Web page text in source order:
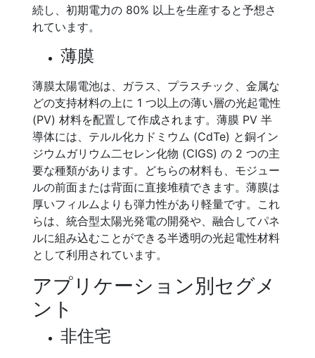
続し、初期電力の 80% 以上を生産すると予想さ
れています。
薄膜
薄膜太陽電池は、ガラス、プラスチック、金属な
どの支持材料の上に 1 つ以上の薄い層の光起電性
(PV) 材料を配置して作成されます。薄膜 PV 半
導体には、テルル化カドミウム (CdTe) と銅イン
ジウムガリウム二セレン化物 (CIGS) の 2 つの主
要な種類があります。どちらの材料も、モジュー
ルの前面または背面に直接堆積できます。薄膜は
厚いフィルムよりも弾力性があり軽量です。これ
らは、統合型太陽光発電の開発や、融合してパネ
ルに組み込むことができる半透明の光起電性材料
として利用されています。
アプリケーション別セグメ
ント
非住宅